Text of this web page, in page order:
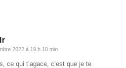
2022 à 19 h 10 min
ce qui t’agace, c’est que je te